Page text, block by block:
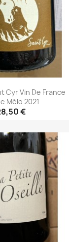
Cyr Vin De France
Mélo 2021
€
rapide